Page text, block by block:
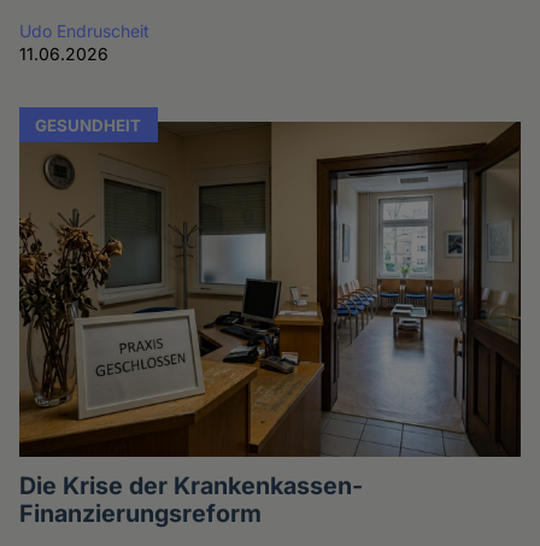
Udo Endruscheit
11.06.2026
GESUNDHEIT
Die Krise der Krankenkassen-
Finanzierungsreform